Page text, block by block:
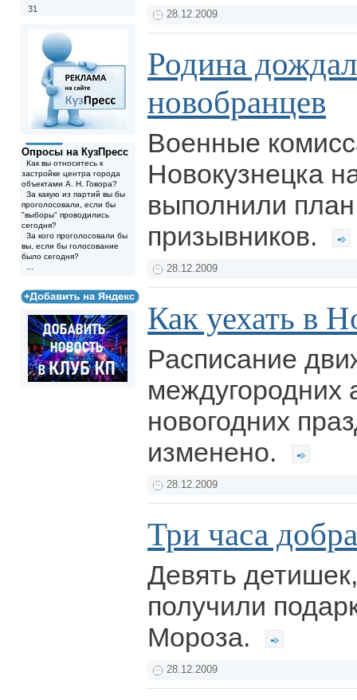
31
Опросы на КузПресс
Как вы относитесь к
застройке центра города
объектами А. Н. Говора?
За какую из партий вы бы
проголосовали, если бы
"выборы" проводились
сегодня?
За кого проголосовали бы
вы, если бы голосование
было сегодня?
28.12.2009
Родина
новобранцев
Военные
Новокузнецка
выполнили
призывников.
28.12.2009
Как уехать в
Расписание
междугородних
новогодних
изменено.
28.12.2009
Три часа добра
Девять
получили
Мороза.
28.12.2009